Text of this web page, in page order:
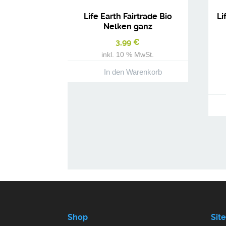
Life Earth Fairtrade Bio
Nelken ganz
3,99€
inkl. 10 % MwSt.
In den Warenkorb
Shop